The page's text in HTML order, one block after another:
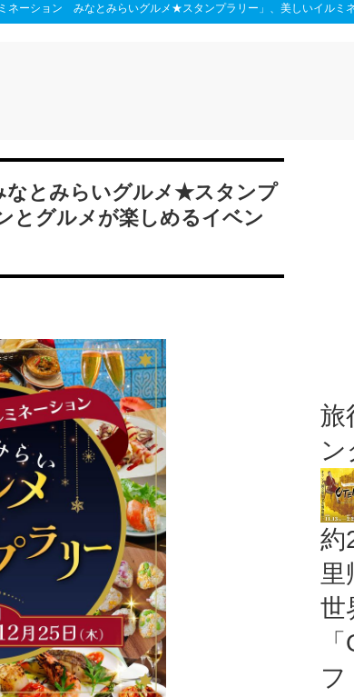
ネーション みなとみらいグルメ★スタンプラリー」、美しいイルミ
なとみらいグルメ★スタンプ
とグルメが楽しめるイベン
旅
ン
約
世
フ